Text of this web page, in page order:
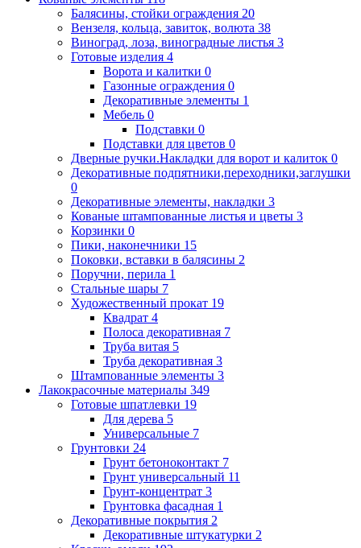
Балясины, стойки ограждения 20
Вензеля, кольца, завиток, волюта 38
Виноград, лоза, виноградные листья 3
Готовые изделия 4
Ворота и калитки 0
Газонные ограждения 0
Декоративные элементы 1
Мебель 0
Подставки 0
Подставки для цветов 0
Дверные ручки.Накладки для ворот и калиток 0
Декоративные подпятники,переходники,заглушки
0
Декоративные элементы, накладки 3
Кованые штампованные листья и цветы 3
Корзинки 0
Пики, наконечники 15
Поковки, вставки в балясины 2
Поручни, перила 1
Стальные шары 7
Художественный прокат 19
Квадрат 4
Полоса декоративная 7
Труба витая 5
Труба декоративная 3
Штампованные элементы 3
Лакокрасочные материалы 349
Готовые шпатлевки 19
Для дерева 5
Универсальные 7
Грунтовки 24
Грунт бетоноконтакт 7
Грунт универсальный 11
Грунт-концентрат 3
Грунтовка фасадная 1
Декоративные покрытия 2
Декоративные штукатурки 2